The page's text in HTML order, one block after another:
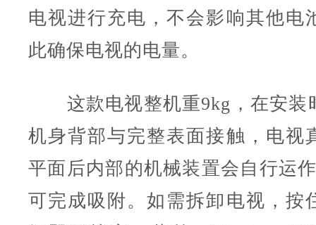
电视进行充电，不会影响其他电
此确保电视的电量。
这款电视整机重9kg，在安装
机身背部与完整表面接触，电视
平面后内部的机械装置会自行运
可完成吸附。如需拆卸电视，按